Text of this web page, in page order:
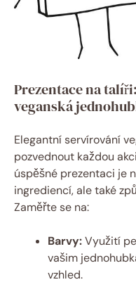
Prezentace na
veganská
Elegantní servírování
pozvednout každou
úspěšné prezentaci je
ingrediencí, ale také
Zaměřte se na:
Barvy:Využití
vašim
vzhled.